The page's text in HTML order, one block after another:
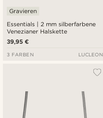
Essentials | 2 mm silberfarbene
Venezianer Halskette
Gravieren
39,95 €
3 FARBEN LUCLEON